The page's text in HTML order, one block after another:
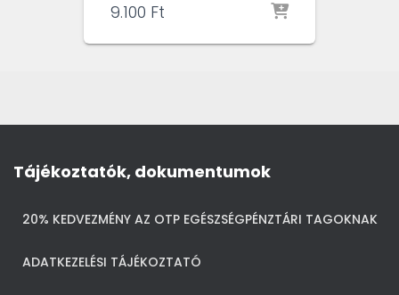
9.100 Ft
Tájékoztatók, dokumentumok
20% KEDVEZMÉNY AZ OTP EGÉSZSÉGPÉNZTÁRI TAGOKNAK
ADATKEZELÉSI TÁJÉKOZTATÓ